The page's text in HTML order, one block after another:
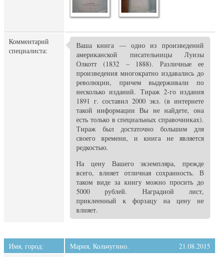
Комментарий
специалиста:
Ваша книга — одно из произведений
американской писательницы Луизы
Олкотт (1832 – 1888). Различные ее
произведения многократно издавались до
революции, причем выдерживали по
несколько изданий. Тираж 2-го издания
1891 г. составил 2000 экз. (в интернете
такой информации Вы не найдете, она
есть только в специальных справочниках).
Тираж был достаточно большим для
своего времени, и книга не является
редкостью.
На цену Вашего экземпляра, прежде
всего, влияет отличная сохранность. В
таком виде за книгу можно просить до
5000 рублей. Наградной лист,
приклеенный к форзацу на цену не
влияет.
Имя, город: Мария, Кольчугино.
21.08.2015